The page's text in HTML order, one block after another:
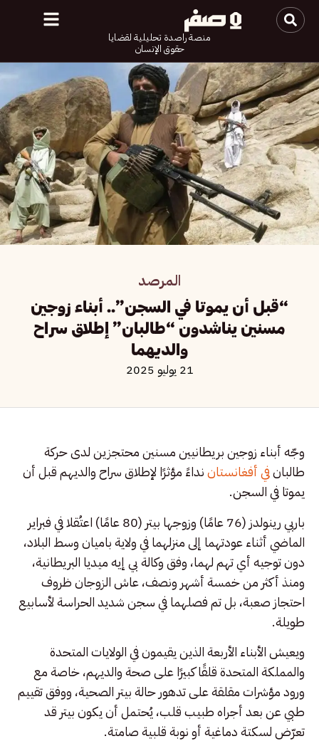
منصة راصدة تحليلية لقضايا
حقوق الإنسان
المرصد
“قبل أن يموتا في السجن”.. أبناء زوجين
مسنين يناشدون “طالبان” إطلاق سراح
والديهما
21 يوليو 2025
وجّه أبناء زوجين بريطانيين مسنين محتجزين لدى حركة
طالبانفي أفغانستاننداءً مؤثرًا لإطلاق سراح والديهم قبل أن
يموتا في السجن.
باربي رينولدز (76 عامًا) وزوجها بيتر (80 عامًا) اعتُقلا في فبراير
الماضي أثناء عودتهما إلى منزلهما في ولاية باميان وسط البلاد،
دون توجيه أي تهم لهما، وفق وكالة بي إيه ميديا البريطانية،
ومنذ أكثر من خمسة أشهر ونصف، عاش الزوجان ظروف
احتجاز صعبة، بل تم فصلهما في سجن شديد الحراسة لأسابيع
طويلة.
ويعيش الأبناء الأربعة الذين يقيمون في الولايات المتحدة
والمملكة المتحدة قلقًا كبيرًا على صحة والديهم، خاصة مع
ورود مؤشرات مقلقة على تدهور حالة بيتر الصحية، ووفق تقييم
طبي عن بعد أجراه طبيب قلب، يُحتمل أن يكون بيتر قد
تعرّض لسكتة دماغية أو نوبة قلبية صامتة.